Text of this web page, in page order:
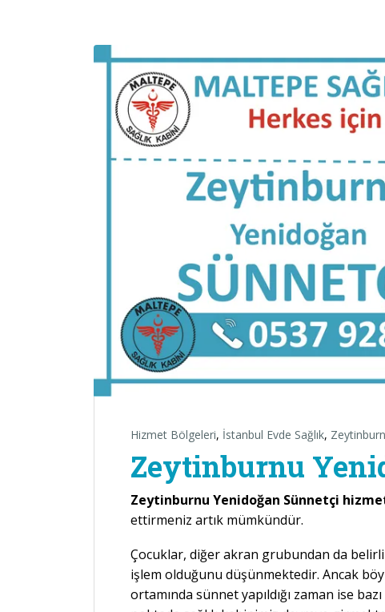
Hizmet Bölgeleri, İstanbul Evde Sağlık,
Zeytinburnu
Zeytinburnu Yenidoğan Sünnetçi
ettirmeniz artık mümkündür.
Çocuklar, diğer akran grubundan da belirli
işlem olduğunu düşünmektedir. Ancak
ortamında sünnet yapıldığı zaman ise